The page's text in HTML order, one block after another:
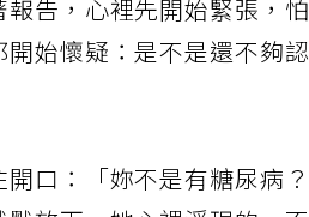
告，心裡先開始緊張，怕
始懷疑：是不是還不夠認
口：「妳不是有糖尿病？